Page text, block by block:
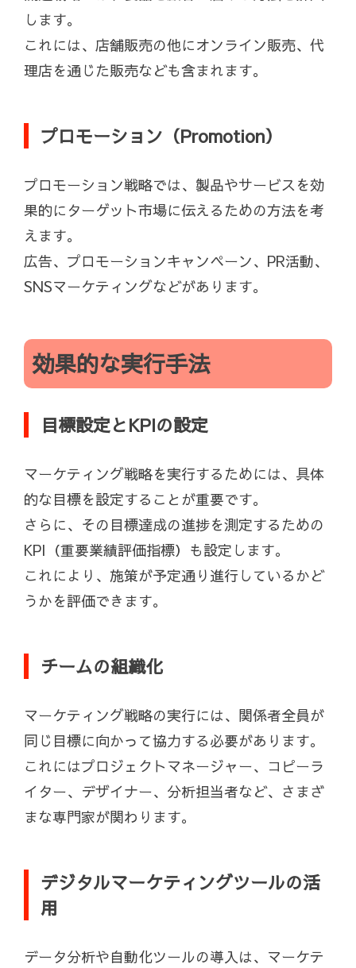
します。
これには、店舗販売の他にオンライン販売、代
理店を通じた販売なども含まれます。
プロモーション（Promotion）
プロモーション戦略では、製品やサービスを効
果的にターゲット市場に伝えるための方法を考
えます。
広告、プロモーションキャンペーン、PR活動、
SNSマーケティングなどがあります。
効果的な実行手法
目標設定とKPIの設定
マーケティング戦略を実行するためには、具体
的な目標を設定することが重要です。
さらに、その目標達成の進捗を測定するための
KPI（重要業績評価指標）も設定します。
これにより、施策が予定通り進行しているかど
うかを評価できます。
チームの組織化
マーケティング戦略の実行には、関係者全員が
同じ目標に向かって協力する必要があります。
これにはプロジェクトマネージャー、コピーラ
イター、デザイナー、分析担当者など、さまざ
まな専門家が関わります。
デジタルマーケティングツールの活
用
データ分析や自動化ツールの導入は、マーケテ